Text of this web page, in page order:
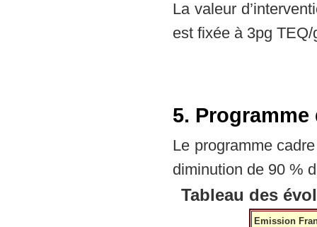
La valeur
est fixée à 3pg TEQ/
5.
Le programme
diminution de 90 %
Tableau des
Emission